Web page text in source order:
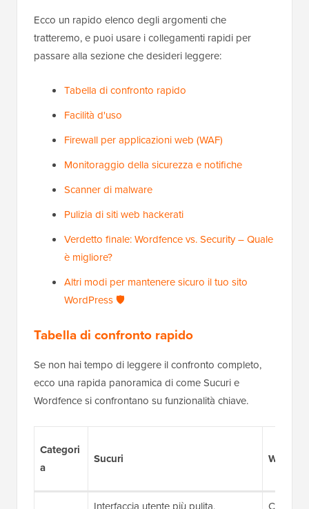
Ecco un rapido elenco degli argomenti che
tratteremo, e puoi usare i collegamenti rapidi per
passare alla sezione che desideri leggere:
Tabella di confronto rapido
Facilità d'uso
Firewall per applicazioni web (WAF)
Monitoraggio della sicurezza e notifiche
Scanner di malware
Pulizia di siti web hackerati
Verdetto finale: Wordfence vs. Security – Quale
è migliore?
Altri modi per mantenere sicuro il tuo sito
WordPress 🛡️
Tabella di confronto rapido
Se non hai tempo di leggere il confronto completo,
ecco una rapida panoramica di come Sucuri e
Wordfence si confrontano su funzionalità chiave.
Categori
a
Sucuri